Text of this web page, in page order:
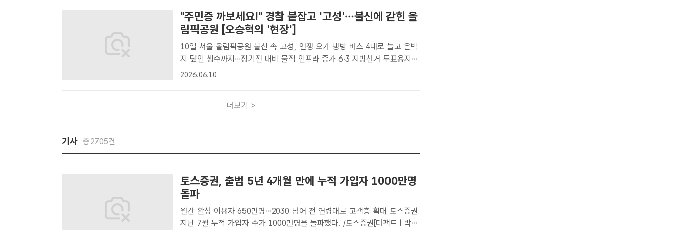
"주민증 까보세요!" 경찰 붙잡고 '고성'…불신에 갇힌 올
림픽공원 [오승혁의 '현장']
10일 서울 올림픽공원 불신 속 고성, 언쟁 오가 냉방 버스 4대로 늘고 은박
지 덮인 생수까지…장기전 대비 물적 인프라 증가 6·3 지방선거 투표용지
부족 사태로 촉발된 서울 송파구 올림픽공원 핸드볼경기장 앞 집회가 6일
2026.06.10
더보기 >
기사 총2705건
토스증권, 출범 5년 4개월 만에 누적 가입자 1000만명
돌파
월간 활성 이용자 650만명…2030 넘어 전 연령대로 고객층 확대 토스증권
지난 7월 누적 가입자 수가 1000만명을 돌파했다. /토스증권[더팩트ㅣ박지